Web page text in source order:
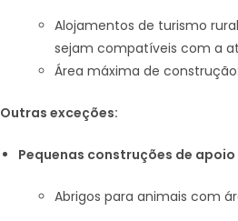
Alojamentos de turismo
sejam compatíveis com a
Área máxima de
Outras exceções:
Pequenas construções de
Abrigos para animais com